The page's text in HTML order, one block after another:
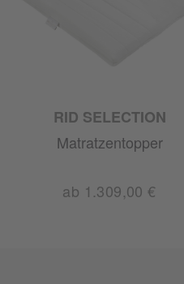
RID SELECTION
Matratzentopper
ab 1.309,00 €